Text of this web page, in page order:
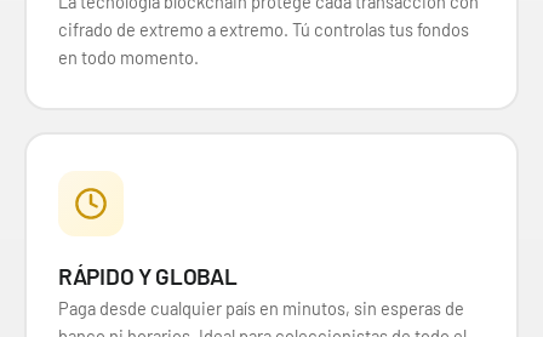
cifrado de extremo a extremo. Tú controlas tus fondos
en todo momento.
RÁPIDO Y GLOBAL
Paga desde cualquier país en minutos, sin esperas de